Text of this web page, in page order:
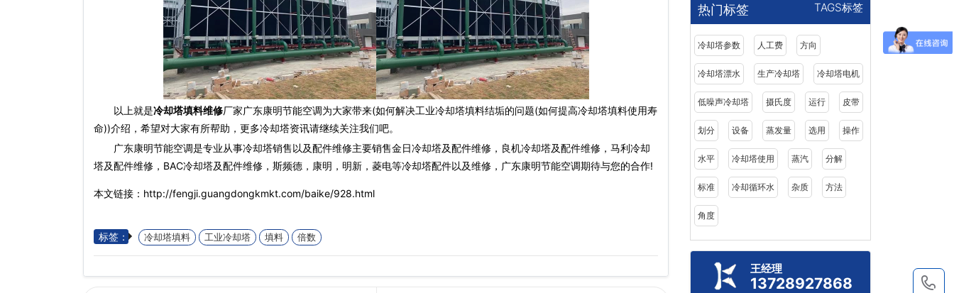
以上就是冷却塔填料维修厂家广东康明节能空调为大家带来(如何解决工业冷却塔填料结垢的问题(如何提高冷却塔填料使用寿
命))介绍，希望对大家有所帮助，更多冷却塔资讯请继续关注我们吧。
广东康明节能空调是专业从事冷却塔销售以及配件维修主要销售金日冷却塔及配件维修，良机冷却塔及配件维修，马利冷却
塔及配件维修，BAC冷却塔及配件维修，斯频德，康明，明新，菱电等冷却塔配件以及维修，广东康明节能空调期待与您的合作!
本文链接：http://fengji.guangdongkmkt.com/baike/928.html
标签： 冷却塔填料 工业冷却塔 填料 倍数
热门标签 TAGS标签
冷却塔参数 人工费 方向
冷却塔漂水 生产冷却塔 冷却塔电机
低噪声冷却塔 摄氏度 运行 皮带
划分 设备 蒸发量 选用 操作
水平 冷却塔使用 蒸汽 分解
标准 冷却循环水 杂质 方法
角度
王经理
13728927868